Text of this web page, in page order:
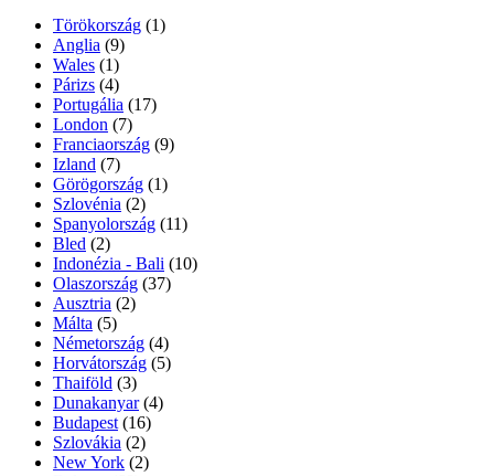
Törökország (1)
Anglia (9)
Wales (1)
Párizs (4)
Portugália (17)
London (7)
Franciaország (9)
Izland (7)
Görögország (1)
Szlovénia (2)
Spanyolország (11)
Bled (2)
Indonézia - Bali (10)
Olaszország (37)
Ausztria (2)
Málta (5)
Németország (4)
Horvátország (5)
Thaiföld (3)
Dunakanyar (4)
Budapest (16)
Szlovákia (2)
New York (2)